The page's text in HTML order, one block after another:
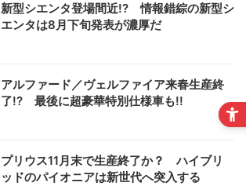
新型シエンタ登場間近!? 情報錯綜の新型シ
エンタは8月下旬発表が濃厚だ
アルファード／ヴェルファイア来春生産終
了!? 最後に超豪華特別仕様車も!!
プリウス11月末で生産終了か？ ハイブリ
ッドのパイオニアは新世代へ突入する